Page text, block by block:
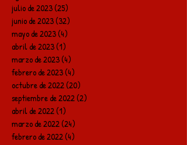
julio de 2023(25)
junio de 2023(32)
mayo de 2023(4)
abril de 2023(1)
marzo de 2023(4)
febrero de 2023(4)
octubre de 2022(20)
septiembre de 2022(2)
abril de 2022(1)
marzo de 2022(24)
febrero de 2022(4)